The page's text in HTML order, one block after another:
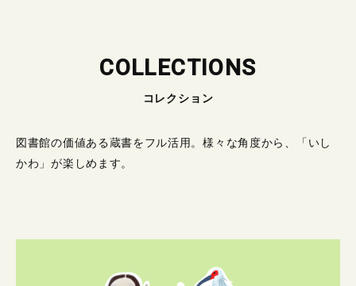
COLLECTIONS
コレクション
図書館の価値ある蔵書をフル活用。様々な角度から、「いし
かわ」が楽しめます。